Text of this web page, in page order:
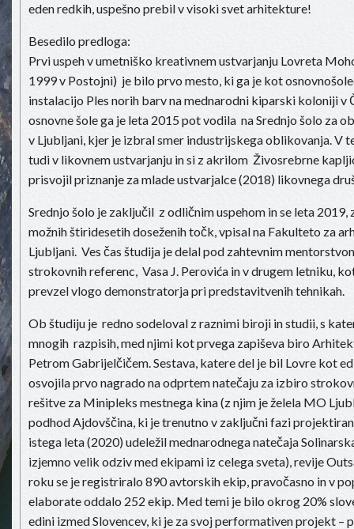
eden redkih, uspešno prebil v visoki svet arhitekture!
Besedilo predloga:
Prvi uspeh v umetniško kreativnem ustvarjanju Lovreta
1999 v Postojni) je bilo prvo mesto, ki ga je kot
instalacijo Ples norih barv na mednarodni kiparski koloniji v
osnovne šole ga je leta 2015 pot vodila na Srednjo šolo za
v Ljubljani, kjer je izbral smer industrijskega oblikovanja. V
tudi v likovnem ustvarjanju in si z akrilom Živosrebrne
prisvojil priznanje za mlade ustvarjalce (2018) likovnega
Srednjo šolo je zaključil z odličnim uspehom in se leta
možnih štiridesetih doseženih točk, vpisal na Fakulteto za
Ljubljani. Ves čas študija je delal pod zahtevnim
strokovnih referenc, Vasa J. Perovića in v drugem letniku,
prevzel vlogo demonstratorja pri predstavitvenih tehnikah.
Ob študiju je redno sodeloval z raznimi biroji in studii, s
mnogih razpisih, med njimi kot prvega zapiševa biro
Petrom Gabrijelčičem. Sestava, katere del je bil Lovre kot
osvojila prvo nagrado na odprtem natečaju za izbiro
rešitve za Minipleks mestnega kina (z njim je želela MO
podhod Ajdovščina, ki je trenutno v zaključni fazi
istega leta (2020) udeležil mednarodnega natečaja
izjemno velik odziv med ekipami iz celega sveta), revije
roku se je registriralo 890 avtorskih ekip, pravočasno in v
elaborate oddalo 252 ekip. Med temi je bilo okrog 20%
edini izmed Slovencev, ki je za svoj performativen projekt –